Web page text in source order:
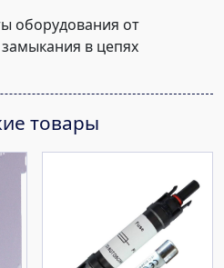
оборудования от
в цепях
товары